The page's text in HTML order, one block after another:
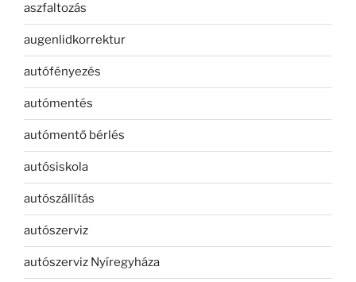
aszfaltozás
augenlidkorrektur
autófényezés
autómentés
autómentő bérlés
autósiskola
autószállítás
autószerviz
autószerviz Nyíregyháza